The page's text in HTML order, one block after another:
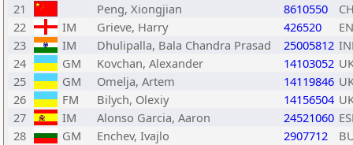
21
Peng, Xiongjian 8610550
22
IM Grieve, Harry 426520
23
IM Dhulipalla, Bala Chandra Prasad 25005812
24
GM Kovchan, Alexander 14103052
25
GM Omelja, Artem 14119846
26
FM Bilych, Olexiy 14156504
27
IM Alonso Garcia, Aaron 24521060
28
GM Enchev, Ivajlo 2907712